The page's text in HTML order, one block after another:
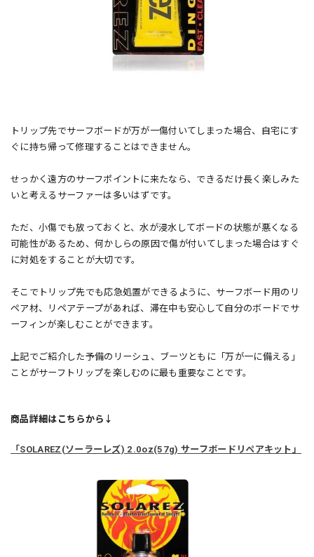
トリップ先でサーフボードが万が一傷付いてしまった場合、自宅にす
ぐに持ち帰って修理することはできません。
せっかく遠方のサーフポイントに来たなら、できるだけ長く楽しみた
いと考えるサーファーは多いはずです。
ただ、小傷でも放っておくと、水が浸水してボードの状態が悪くなる
可能性があるため、何かしらの原因で傷が付いてしまった場合はすぐ
に対処をすることが大切です。
そこでトリップ先でも応急処置ができるように、サーフボード用のリ
ペア材、リペアテープがあれば、滞在中も安心して自分のボードでサ
ーフィンが楽しむことができます。
上記でご紹介した予備のリーシュ、ブーツともに「万が一に備える」
ことがサーフトリップを楽しむのに最も重要なことです。
商品詳細はこちらから↓
「SOLAREZ(ソーラーレズ) 2.0oz(57g) サーフボードリペアキット」